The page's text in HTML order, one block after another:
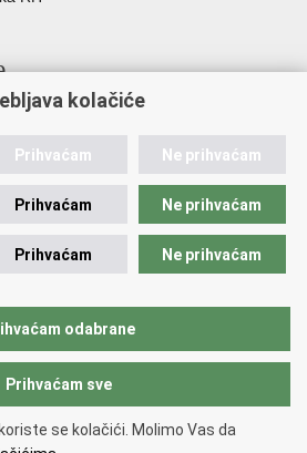
RH
ratu (Ministarstvo hrvatskih
kolačiće
Prihvaćam Ne prihvaćam
Prihvaćam Ne prihvaćam
Prihvaćam Ne prihvaćam
odabrane
Prihvaćam sve
se kolačići. Molimo Vas da